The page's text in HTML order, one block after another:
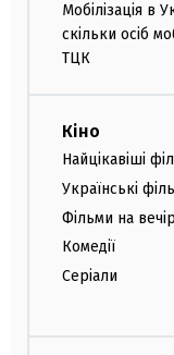
Мобілізація в
скільки осіб
ТЦК
Кіно
Найцікавіші
Українські
Фільми на вечір
Комедії
Серіали